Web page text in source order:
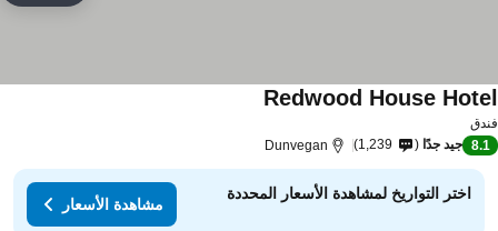
Redwood House
8.1 جيد جدًا 1,239
Dunvegan
اختر التواريخ لمشاهدة الأسعار المحددة
مشاهدة الأسعار